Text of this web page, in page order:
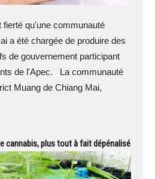
qu'une communauté
a été chargée de produire des
de gouvernement participant
de l'Apec. La communauté
Muang de Chiang Mai,
cannabis, plus tout à fait dépénalisé